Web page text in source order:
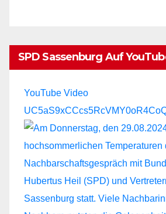
SPD Sassenburg Auf
YouTube Video